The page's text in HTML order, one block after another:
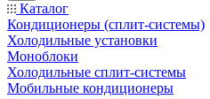
Каталог
Кондиционеры (сплит-системы)
Холодильные установки
Моноблоки
Холодильные сплит-системы
Мобильные кондиционеры